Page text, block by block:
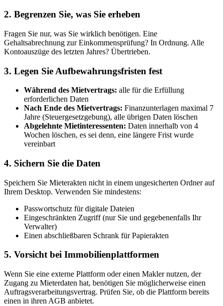
2. Begrenzen Sie, was Sie erheben
Fragen Sie nur, was Sie wirklich benötigen. Eine
Gehaltsabrechnung zur Einkommensprüfung? In Ordnung. Alle
Kontoauszüge des letzten Jahres? Übertrieben.
3. Legen Sie Aufbewahrungsfristen fest
Während des Mietvertrags: alle für die Erfüllung
erforderlichen Daten
Nach Ende des Mietvertrags: Finanzunterlagen maximal 7
Jahre (Steuergesetzgebung), alle übrigen Daten löschen
Abgelehnte Mietinteressenten: Daten innerhalb von 4
Wochen löschen, es sei denn, eine längere Frist wurde
vereinbart
4. Sichern Sie die Daten
Speichern Sie Mieterakten nicht in einem ungesicherten Ordner auf
Ihrem Desktop. Verwenden Sie mindestens:
Passwortschutz für digitale Dateien
Eingeschränkten Zugriff (nur Sie und gegebenenfalls Ihr
Verwalter)
Einen abschließbaren Schrank für Papierakten
5. Vorsicht bei Immobilienplattformen
Wenn Sie eine externe Plattform oder einen Makler nutzen, der
Zugang zu Mieterdaten hat, benötigen Sie möglicherweise einen
Auftragsverarbeitungsvertrag. Prüfen Sie, ob die Plattform bereits
einen in ihren AGB anbietet.